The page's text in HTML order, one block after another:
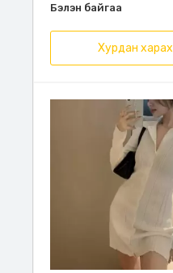
Бэлэн байгаа
Хурдан харах